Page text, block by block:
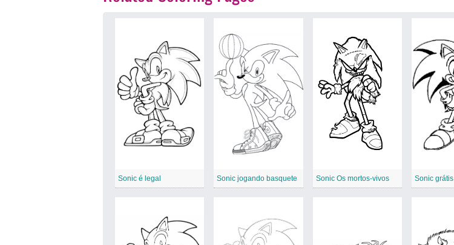
Sonic é legal Sonic jogando basquete Sonic Os mortos-vivos Sonic grátis